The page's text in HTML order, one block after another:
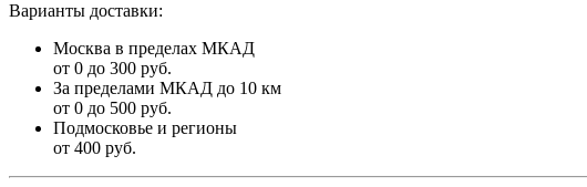
Варианты доставки:
Москва в пределах МКАД
от 0 до 300 руб.
За пределами МКАД до 10 км
от 0 до 500 руб.
Подмосковье и регионы
от 400 руб.